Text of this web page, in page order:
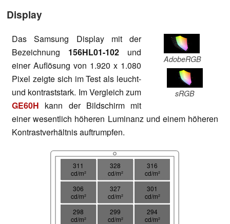
Display
AdobeRGB
sRGB
Das Samsung Display mit der
Bezeichnung 156HL01-102 und
einer Auflösung von 1.920 x 1.080
Pixel zeigte sich im Test als leucht-
und kontraststark. Im Vergleich zum
GE60H kann der Bildschirm mit
einer wesentlich höheren Luminanz und einem höheren
Kontrastverhältnis auftrumpfen.
311
cd/m²
328
cd/m²
316
cd/m²
306
cd/m²
327
cd/m²
301
cd/m²
298
cd/m²
299
cd/m²
294
cd/m²